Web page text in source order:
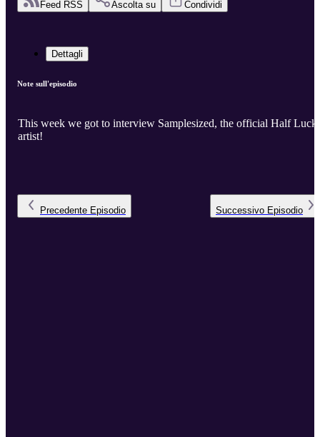
Feed RSS Ascolta su Condividi
Dettagli
Note sull'episodio
This week we got to interview Samplesized, the official Half Luck
artist!
Precedente Episodio Successivo Episodio